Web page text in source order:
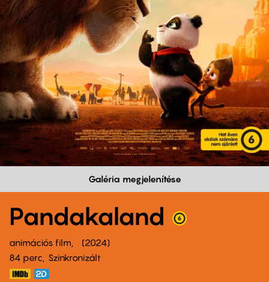
Galéria megjelenítése
Pandakaland
animációs film
2024
84 perc,
Szinkronizált